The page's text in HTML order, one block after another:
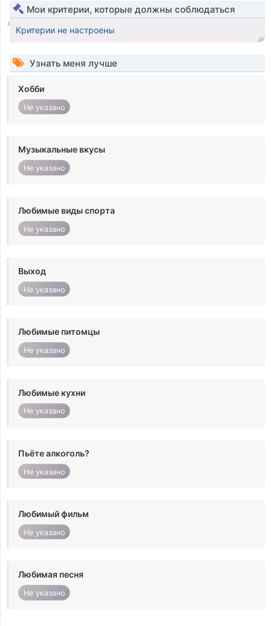
Мои критерии, которые должны соблюдаться
Критерии не настроены
Узнать меня лучше
Хобби
Не указано
Музыкальные вкусы
Не указано
Любимые виды спорта
Не указано
Выход
Не указано
Любимые питомцы
Не указано
Любимые кухни
Не указано
Пьёте алкоголь?
Не указано
Любимый фильм
Не указано
Любимая песня
Не указано